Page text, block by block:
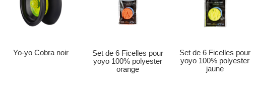
Yo-yo Cobra noir
Set de 6 Ficelles pour
yoyo 100% polyester
orange
Set de 6 Ficelles pour
yoyo 100% polyester
jaune